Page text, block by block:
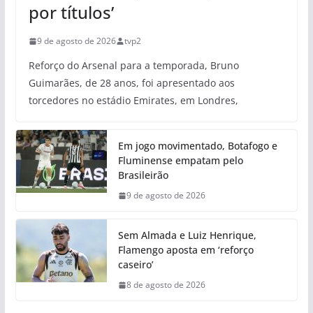
por títulos’
9 de agosto de 2026 tvp2
Reforço do Arsenal para a temporada, Bruno
Guimarães, de 28 anos, foi apresentado aos
torcedores no estádio Emirates, em Londres,
Em jogo movimentado, Botafogo e
Fluminense empatam pelo
Brasileirão
9 de agosto de 2026
Sem Almada e Luiz Henrique,
Flamengo aposta em ‘reforço
caseiro’
8 de agosto de 2026